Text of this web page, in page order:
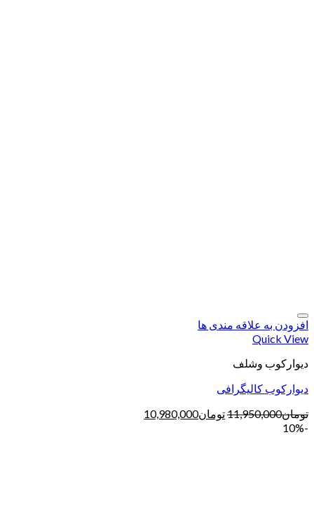
افزودن به علاقه مندی ها
Quick View
دیوارکوب وشلف
دیوارکوب کالیگرافی
تومان11,950,000تومان10,980,000
-10%